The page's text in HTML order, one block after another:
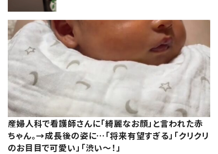
産婦人科で看護師さんに「綺麗なお顔」と言われた赤
ちゃん。→成長後の姿に…「将来有望すぎる」「クリクリ
のお目目で可愛い」「渋い～！」